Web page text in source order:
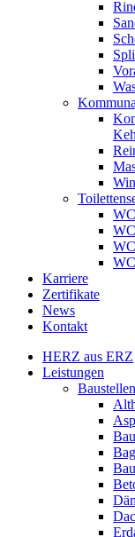
Karriere
Zertifikate
News
Kontakt
HERZ aus ERZ
Leistungen